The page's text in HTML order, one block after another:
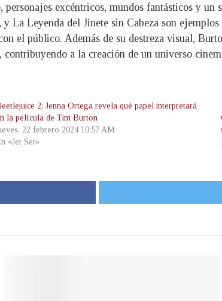
excéntricos, mundos fantásticos y
La Leyenda del Jinete sin Cabeza son
el público. Además de su destreza visual,
a la creación de un universo
2: Jenna Ortega revela qué papel interpretará
la película de Tim Burton
22 febrero 2024 10:57 AM
«Jet Set»